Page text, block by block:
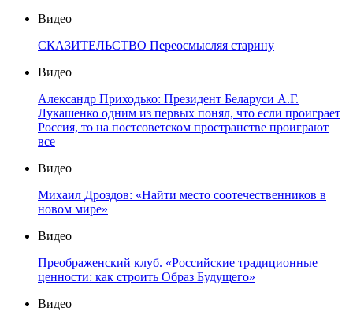
Видео
СКАЗИТЕЛЬСТВО Переосмысляя старину
Видео
Александр Приходько: Президент Беларуси А.Г.
Лукашенко одним из первых понял, что если проиграет
Россия, то на постсоветском пространстве проиграют
все
Видео
Михаил Дроздов: «Найти место соотечественников в
новом мире»
Видео
Преображенский клуб. «Российские традиционные
ценности: как строить Образ Будущего»
Видео